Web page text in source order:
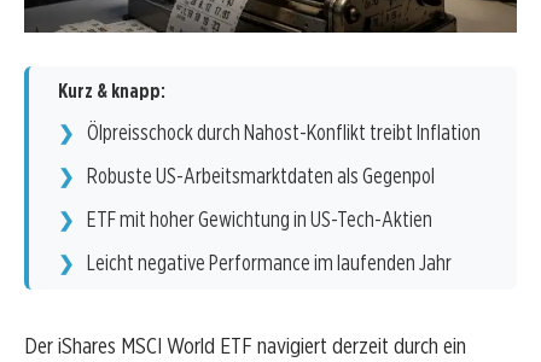
Kurz & knapp:
Ölpreisschock durch Nahost-Konflikt treibt Inflation
Robuste US-Arbeitsmarktdaten als Gegenpol
ETF mit hoher Gewichtung in US-Tech-Aktien
Leicht negative Performance im laufenden Jahr
Der iShares MSCI World ETF navigiert derzeit durch ein